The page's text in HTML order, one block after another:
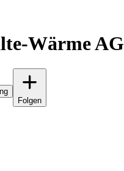
Wärme AG
Folgen